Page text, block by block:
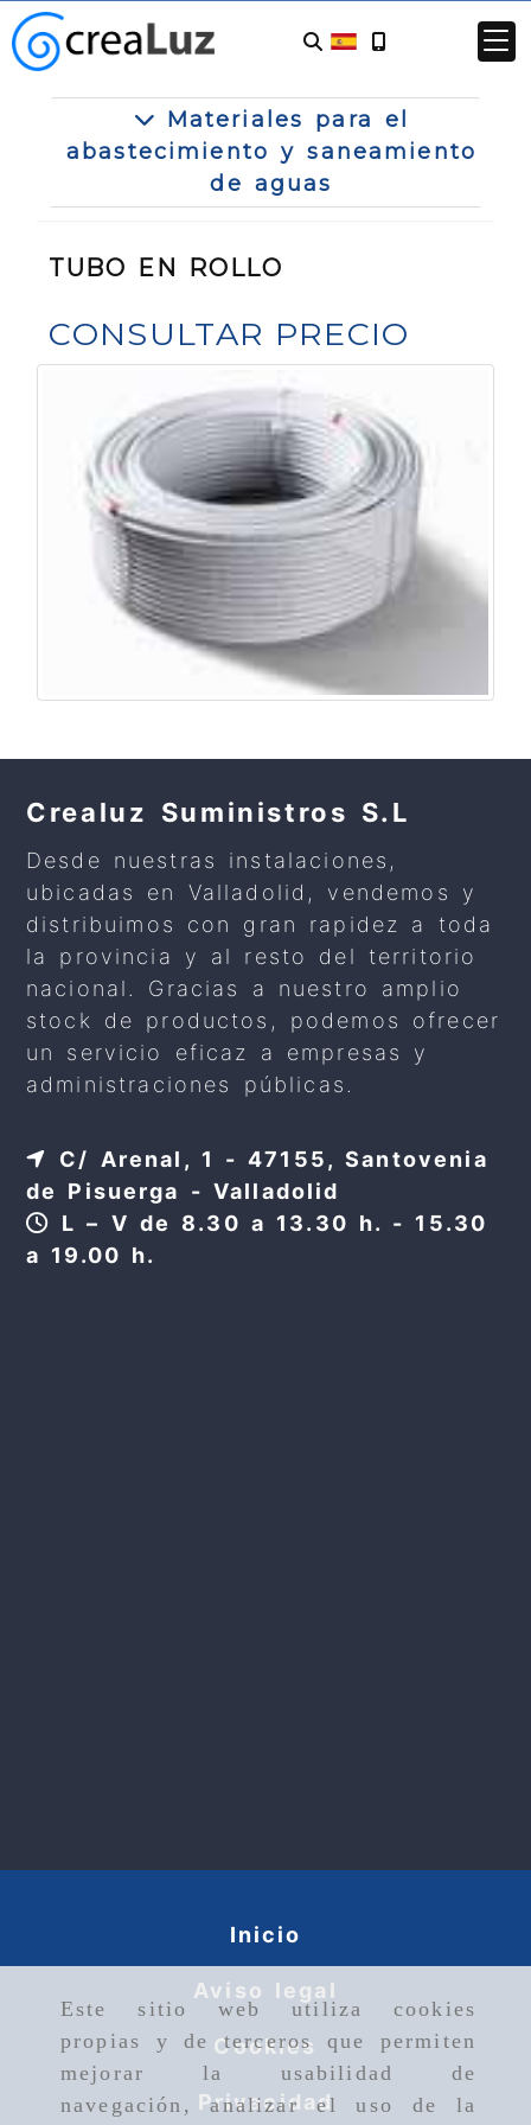
Este sitio web utiliza cookies
propias y de terceros que permiten
mejorar la usabilidad de
navegación, analizar el uso de la
Materiales para el
abastecimiento y saneamiento
de aguas
TUBO EN ROLLO
CONSULTAR PRECIO
Crealuz Suministros S.L
Desde nuestras instalaciones,
ubicadas en Valladolid, vendemos y
distribuimos con gran rapidez a toda
la provincia y al resto del territorio
nacional. Gracias a nuestro amplio
stock de productos, podemos ofrecer
un servicio eficaz a empresas y
administraciones públicas.
C/ Arenal, 1 - 47155, Santovenia
de Pisuerga - Valladolid
L – V de 8.30 a 13.30 h. - 15.30
a 19.00 h.
Inicio
Aviso legal
Cookies
Privacidad